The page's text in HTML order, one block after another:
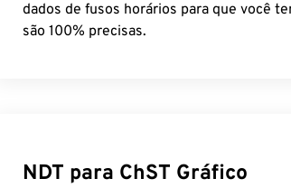
dados de fusos horários para que você
são 100% precisas.
NDT para ChST Gráfico